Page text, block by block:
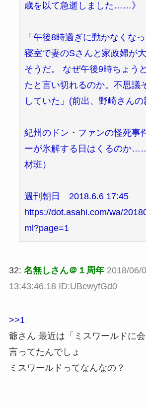
歳を以て急逝しました……》
「午後8時過ぎに動かなくな
寝室で妻のSさんと家政婦が
そうだ。 なぜ午後9時ちょう
たと言い切れるのか。不思議
していた」(前出、野崎さんの
紀州のドン・ファンの怪死事
ーが氷解する日はくるのか
材班）
週刊朝日 2018.6.6 17:45
https://dot.asahi.com/wa/
ml?page=1
32: 名無しさん＠１周年 2018/06/
13:43:46.18 ID:UBcwyfGd0
>>1
爺さん 最近は「ミスワールドに
言ってたんでしょ
ミスワールドってなんなの？